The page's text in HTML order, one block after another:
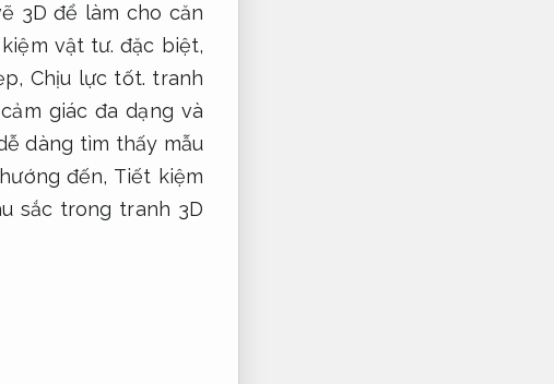
3D để làm cho căn
vật tư. đặc biệt,
Chịu lực tốt. tranh
giác đa dạng và
dàng tìm thấy mẫu
đến, Tiết kiệm
sắc trong tranh 3D